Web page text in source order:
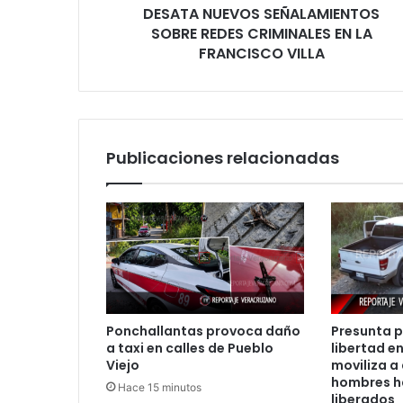
CRIMINALES
DESATA NUEVOS SEÑALAMIENTOS
SOBRE REDES CRIMINALES EN LA
FRANCISCO VILLA
Publicaciones relacionadas
Ponchallantas provoca daño
a taxi en calles de Pueblo
Viejo
Hace 15 minutos
Presunta
libertad
moviliza
hombres
liberados